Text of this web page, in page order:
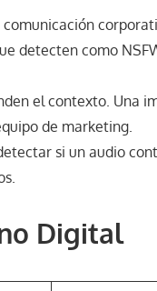
detecten como
el contexto. Una
de marketing.
si un audio
Digital